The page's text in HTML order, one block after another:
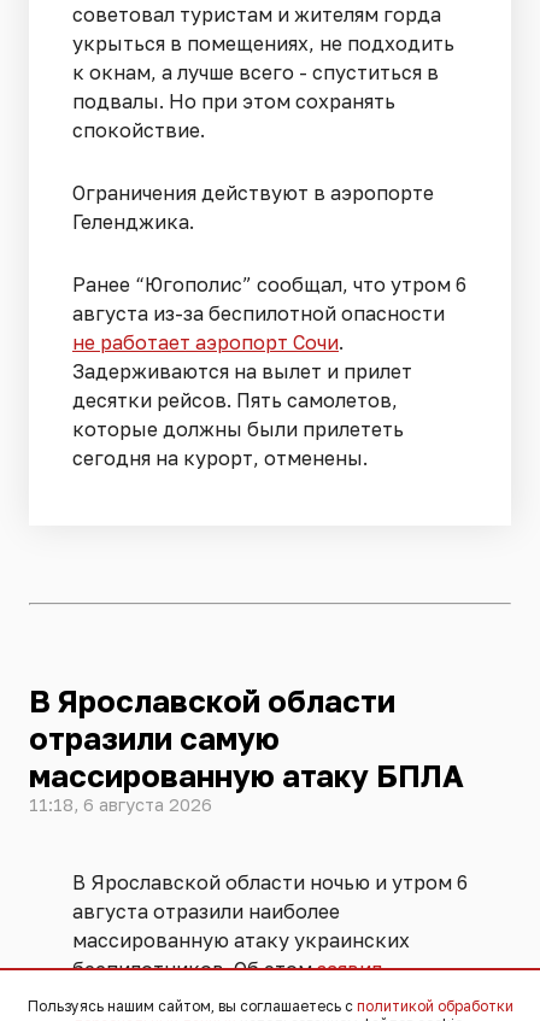
советовал туристам и жителям горда
укрыться в помещениях, не подходить
к окнам, а лучше всего - спуститься в
подвалы. Но при этом сохранять
спокойствие.
Ограничения действуют в аэропорте
Геленджика.
Ранее “Югополис” сообщал, что утром 6
августа из-за беспилотной опасности
не работает аэропорт Сочи.
Задерживаются на вылет и прилет
десятки рейсов. Пять самолетов,
которые должны были прилететь
сегодня на курорт, отменены.
В Ярославской области
отразили самую
массированную атаку БПЛА
11:18, 6 августа 2026
В Ярославской области ночью и утром 6
августа отразили наиболее
массированную атаку украинских
беспилотников. Об этомзаявил
губернатор региона Михаил Евраев. По
Пользуясь нашим сайтом, вы соглашаетесь с политикой обработки